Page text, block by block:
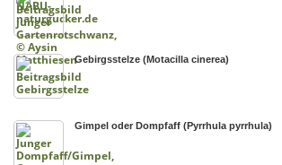
Gebirgsstelze (Motacilla cinerea)
Gimpel oder Dompfaff (Pyrrhula pyrrhula)